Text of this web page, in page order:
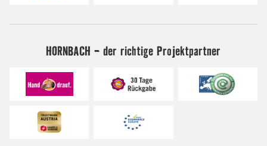
HORNBACH - der richtige Projektpartner